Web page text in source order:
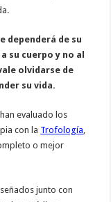
dependerá de su
su cuerpo y no al
olvidarse de
su vida.
evaluado los
con la Trofología
o mejor
junto con